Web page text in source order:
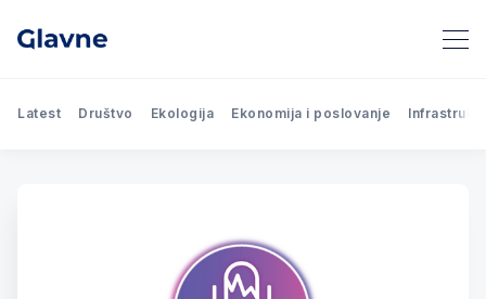
Latest Društvo Ekologija Ekonomija i poslovanje